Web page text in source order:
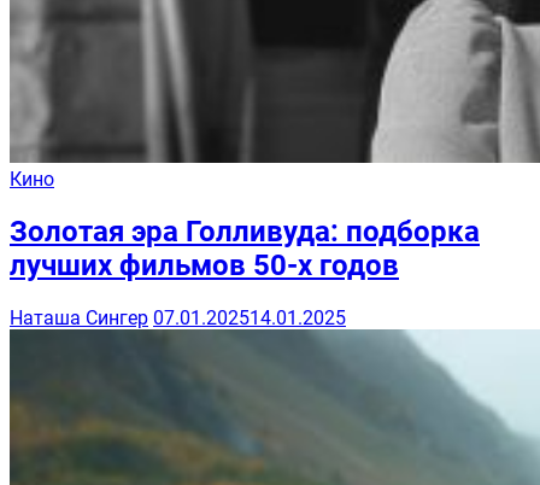
Кино
Золотая эра Голливуда: подборка
лучших фильмов 50-х годов
Наташа Сингер 07.01.202514.01.2025